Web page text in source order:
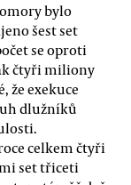
bylo
šest set
se oproti
čtyři miliony
že exekuce
dlužníků
celkem čtyři
set třiceti